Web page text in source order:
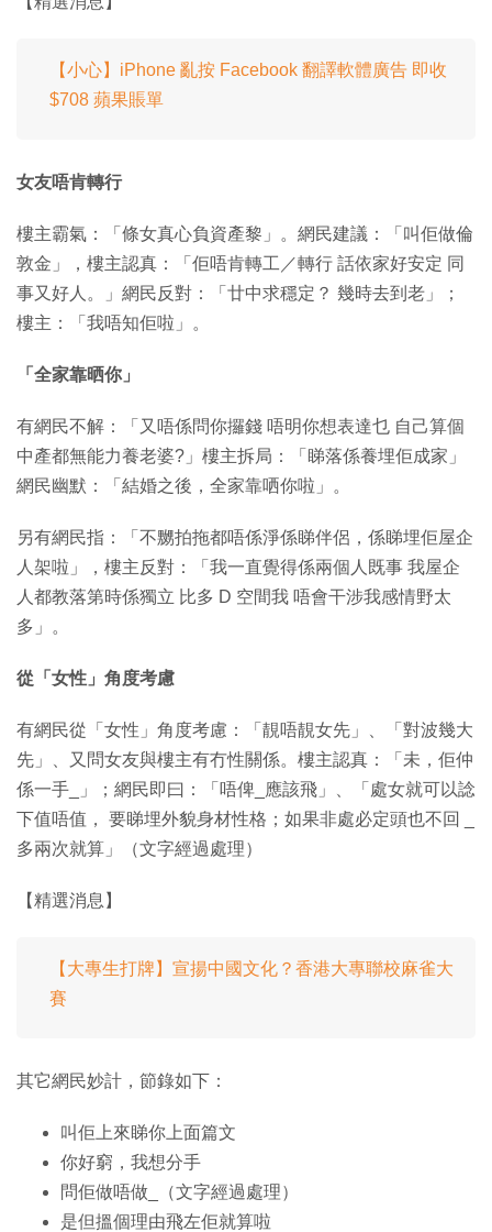
【小心】iPhone 亂按 Facebook 翻譯軟體廣告 即收
$708 蘋果賬單
女友唔肯轉行
樓主霸氣：「條女真心負資產黎」。網民建議：「叫佢做倫
敦金」，樓主認真：「佢唔肯轉工／轉行 話依家好安定 同
事又好人。」網民反對：「廿中求穩定？ 幾時去到老」；
樓主：「我唔知佢啦」。
「全家靠晒你」
有網民不解：「又唔係問你攞錢 唔明你想表達乜 自己算個
中產都無能力養老婆?」樓主拆局：「睇落係養埋佢成家」
網民幽默：「結婚之後，全家靠哂你啦」。
另有網民指：「不嬲拍拖都唔係淨係睇伴侶，係睇埋佢屋企
人架啦」，樓主反對：「我一直覺得係兩個人既事 我屋企
人都教落第時係獨立 比多 D 空間我 唔會干涉我感情野太
多」。
從「女性」角度考慮
有網民從「女性」角度考慮：「靚唔靚女先」、「對波幾大
先」、又問女友與樓主有冇性關係。樓主認真：「未，佢仲
係一手_」；網民即曰：「唔俾_應該飛」、「處女就可以諗
下值唔值， 要睇埋外貌身材性格；如果非處必定頭也不回 _
多兩次就算」（文字經過處理）
【精選消息】
【大專生打牌】宣揚中國文化？香港大專聯校麻雀大
賽
其它網民妙計，節錄如下：
叫佢上來睇你上面篇文
你好窮，我想分手
問佢做唔做_（文字經過處理）
是但搵個理由飛左佢就算啦